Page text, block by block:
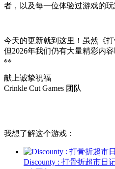
者，以及每一位体验过游戏的
今天的更新就到这里！虽然《
但2026年我们仍有大量精彩内容
👀
献上诚挚祝福
Crinkle Cut Games 团队
我想了解这个游戏：
Discounty : 打骨折超市日